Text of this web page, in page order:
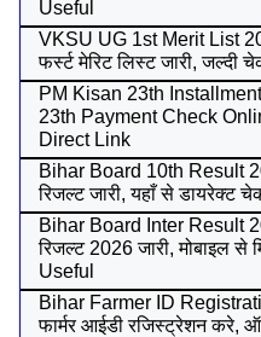
Useful
VKSU UG 1st Merit List
फर्स्ट मेरिट लिस्ट जारी, जल्दी
PM Kisan 23th
23th Payment Check
Direct Link
Bihar Board 10th Result
रिजल्ट जारी, यहाँ से डायरेक्ट
Bihar Board Inter Result
रिजल्ट 2026 जारी, मोबाइल
Useful
Bihar Farmer ID
फार्मर आईडी रजिस्ट्रेशन करे,